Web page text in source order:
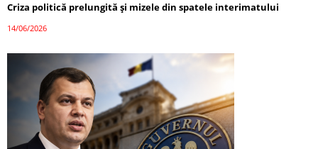
Criza politică prelungită și mizele din spatele interimatului
14/06/2026